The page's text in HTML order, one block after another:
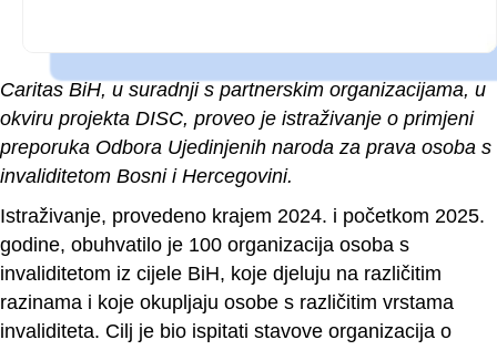
Caritas BiH, u suradnji s partnerskim organizacijama, u
okviru projekta DISC, proveo je istraživanje o primjeni
preporuka Odbora Ujedinjenih naroda za prava osoba s
invaliditetom Bosni i Hercegovini.
Istraživanje, provedeno krajem 2024. i početkom 2025.
godine, obuhvatilo je 100 organizacija osoba s
invaliditetom iz cijele BiH, koje djeluju na različitim
razinama i koje okupljaju osobe s različitim vrstama
invaliditeta. Cilj je bio ispitati stavove organizacija o